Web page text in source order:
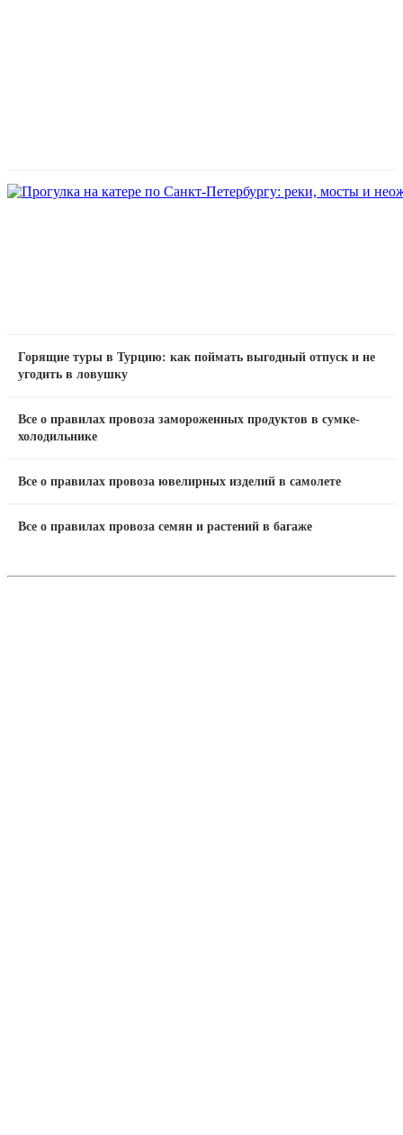
Горящие туры в Турцию: как поймать выгодный отпуск и не
угодить в ловушку
Все о правилах провоза замороженных продуктов в сумке-
холодильнике
Все о правилах провоза ювелирных изделий в самолете
Все о правилах провоза семян и растений в багаже